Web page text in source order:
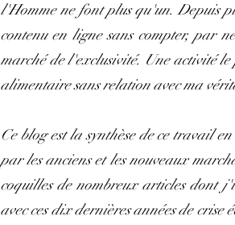
l'Homme ne font plus qu'un. Depuis
contenu en ligne sans compter, par
marché de l'exclusivité. Une activité le
alimentaire sans relation avec ma
Ce blog est la synthèse de ce travail
par les anciens et les nouveaux
coquilles de nombreux articles dont
avec ces dix dernières années de